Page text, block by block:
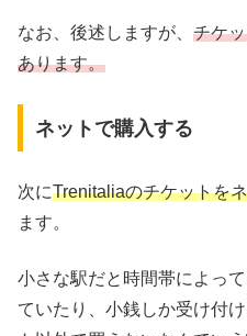
なお、後述しますが、 チケ
あります。
ネットで購入する
次にTrenitaliaのチケットを
ます。
小さな駅だと時間帯によっ
ていたり、小銭しか受け付